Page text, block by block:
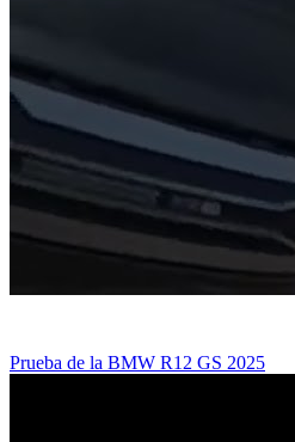
Prueba de la BMW R12 GS 2025